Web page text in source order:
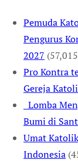
Pemuda
Pengurus
2027
Pro Kontra
Gereja
Lomba
Bumi di
Umat
Indonesia